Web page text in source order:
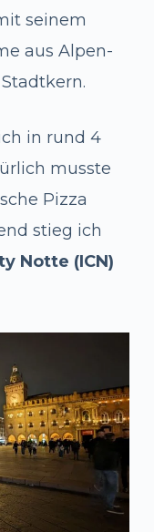
seinem
aus Alpen-
in rund 4
musste
Pizza
stieg ich
Notte (ICN)